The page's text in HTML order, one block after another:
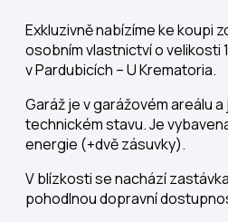
Exkluzivně nabízíme ke koupi
osobním vlastnictví o velikosti
v Pardubicích – U Krematoria.
Garáž je v garážovém areálu
technickém stavu. Je
energie (+dvě zásuvky).
V blízkosti se nachází
pohodlnou dopravní